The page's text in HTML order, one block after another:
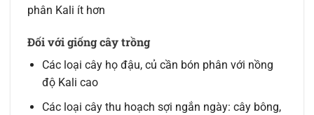
phân Kali ít hơn
Đối với giống cây trồng
Các loại cây họ đậu, củ cần bón phân với nồng
độ Kali cao
Các loại cây thu hoạch sợi ngắn ngày: cây bông,